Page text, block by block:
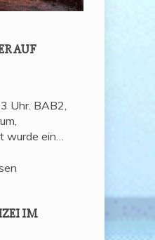
AUF
Uhr. BAB2,
ein…
IM